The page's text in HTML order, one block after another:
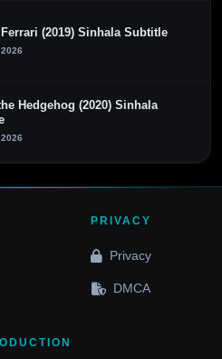
(2019) Sinhala Subtitle
Hedgehog (2020) Sinhala
PRIVACY
Privacy
DMCA